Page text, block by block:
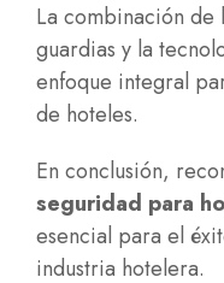
La combinación de
guardias y la
enfoque integral
de hoteles.
En conclusión,
seguridad para
esencial para el
industria hotelera.